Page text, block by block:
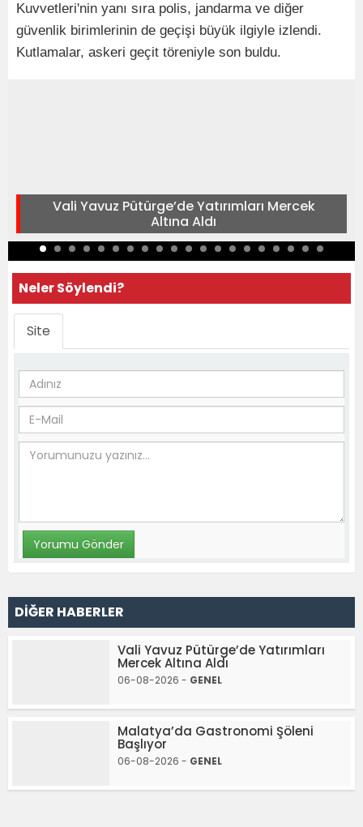
Kuvvetleri'nin yanı sıra polis, jandarma ve diğer
güvenlik birimlerinin de geçişi büyük ilgiyle izlendi.
Kutlamalar, askeri geçit töreniyle son buldu.
Vali Yavuz Pütürge’de Yatırımları Mercek
Altına Aldı
Neler Söylendi?
Site
DİĞER HABERLER
Vali Yavuz Pütürge’de Yatırımları
Mercek Altına Aldı
06-08-2026 - GENEL
Malatya’da Gastronomi Şöleni
Başlıyor
06-08-2026 - GENEL